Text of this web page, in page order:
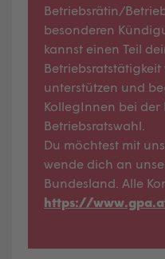
Betriebsrätin/
besonderen
kannst einen Teil
unterstützen und
KollegInnen bei
Betriebsratswahl.
Du möchtest mit
wende dich an
Bundesland. Alle
https://